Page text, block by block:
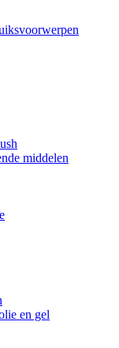
middelen
en gel